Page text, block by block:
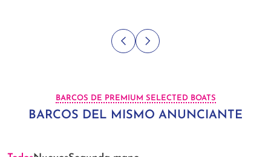
BARCOS DE PREMIUM SELECTED BOATS
BARCOS DEL MISMO ANUNCIANTE